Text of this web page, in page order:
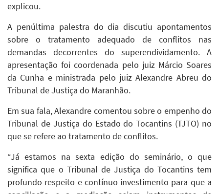
explicou.
A penúltima palestra do dia discutiu apontamentos
sobre o tratamento adequado de conflitos nas
demandas decorrentes do superendividamento. A
apresentação foi coordenada pelo juiz Márcio Soares
da Cunha e ministrada pelo juiz Alexandre Abreu do
Tribunal de Justiça do Maranhão.
Em sua fala, Alexandre comentou sobre o empenho do
Tribunal de Justiça do Estado do Tocantins (TJTO) no
que se refere ao tratamento de conflitos.
“Já estamos na sexta edição do seminário, o que
significa que o Tribunal de Justiça do Tocantins tem
profundo respeito e contínuo investimento para que a